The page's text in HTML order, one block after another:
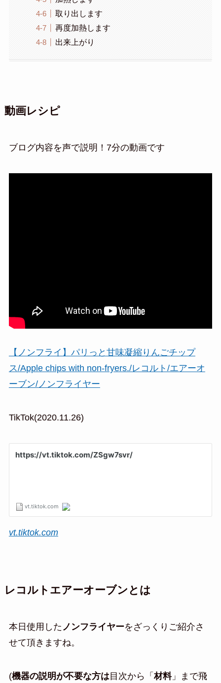
取り出します
再度加熱します
出来上がり
動画レシピ
ブログ内容を声で説明！7分の動画です
【ノンフライ】パリっと甘味凝縮りんごチップ
ス/Apple chips with non-fryers./レコルト/エアーオ
ーブン/ノンフライヤー
TikTok(2020.11.26)
vt.tiktok.com
レコルトエアーオーブンとは
本日使用した ノンフライヤーをざっくりご紹介さ
せて頂きますね。
(機器の説明が不要な方は目次から「材料」まで飛